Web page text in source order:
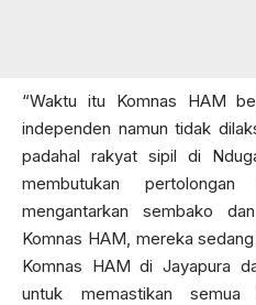
“Waktu itu Komnas HAM
independen namun tidak
padahal rakyat sipil di
membutukan
mengantarkan sembako
Komnas HAM, mereka
Komnas HAM di Jayapura
untuk memastikan semua